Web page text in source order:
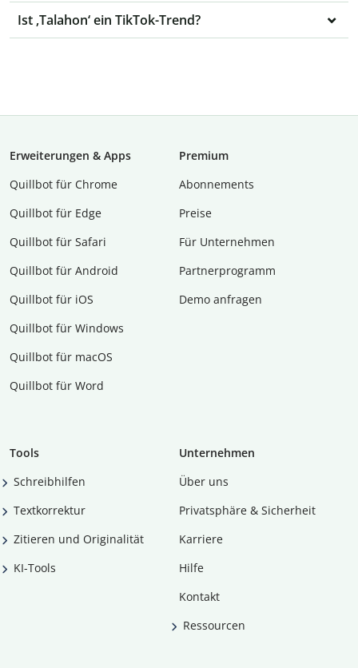
Ist ‚Talahon‘ ein TikTok-Trend?
Erweiterungen & Apps
Quillbot für Chrome
Quillbot für Edge
Quillbot für Safari
Quillbot für Android
Quillbot für iOS
Quillbot für Windows
Quillbot für macOS
Quillbot für Word
Premium
Abon­ne­ments
Preise
Für Unternehmen
Partnerprogramm
Demo anfragen
Tools
Schreibhilfen
Textkorrektur
Zitieren und Originalität
KI-Tools
Unternehmen
Über uns
Privatsphäre & Sicherheit
Karriere
Hilfe
Kontakt
Ressourcen